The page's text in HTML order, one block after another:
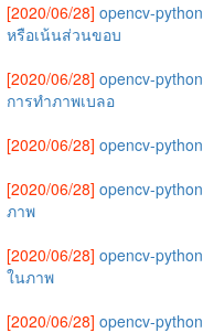
[2020/06/28] opencv-
หรือเน้นส่วนขอบ
[2020/06/28] opencv-
การทำภาพเบลอ
[2020/06/28] opencv-
[2020/06/28] opencv-
ภาพ
[2020/06/28] opencv-
ในภาพ
[2020/06/28] opencv-